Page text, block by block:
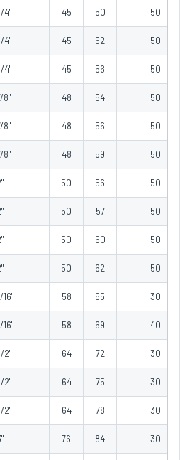
4" 45 50 50
4" 45 52 50
4" 45 56 50
8" 48 54 50
8" 48 56 50
8" 48 59 50
50 56 50
50 57 50
50 60 50
50 62 50
58 65 30
58 69 40
2" 64 72 30
2" 64 75 30
2" 64 78 30
76 84 30